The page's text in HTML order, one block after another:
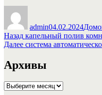
admin04.02.2024
Навигация
по
записям
Назад Предыдущая
запись:
капельный полив
Далее Следующая
система
Архивы
Архивы